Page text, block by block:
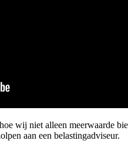
wij niet alleen meerwaarde
aan een belastingadviseur.